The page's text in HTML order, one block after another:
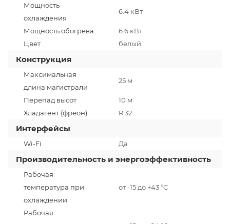
Мощность
охлаждения
6.4 кВт
Мощность обогрева
6.6 кВт
Цвет
белый
Конструкция
Максимальная
длина магистрали
25 м
Перепад высот
10 м
Хладагент (фреон)
R 32
Интерфейсы
Wi-Fi Да
Производительность и энергоэффективность
Рабочая
температура при
охлаждении
от -15 до +43 °C
Рабочая